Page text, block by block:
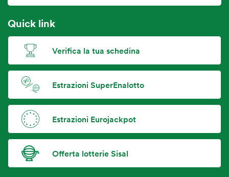
Quick link
Verifica la tua schedina
Estrazioni SuperEnalotto
Estrazioni Eurojackpot
Offerta lotterie Sisal